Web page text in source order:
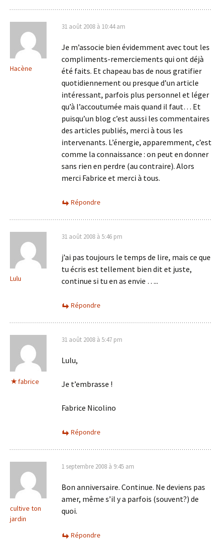
Hacène
31 août 2008 à 10:44 am
Je m’associe bien évidemment avec tout les
compliments-remerciements qui ont déjà
été faits. Et chapeau bas de nous gratifier
quotidiennement ou presque d’un article
intéressant, parfois plus personnel et léger
qu’à l’accoutumée mais quand il faut… Et
puisqu’un blog c’est aussi les commentaires
des articles publiés, merci à tous les
intervenants. L’énergie, apparemment, c’est
comme la connaissance : on peut en donner
sans rien en perdre (au contraire). Alors
merci Fabrice et merci à tous.
Répondre
Lulu
31 août 2008 à 5:46 pm
j’ai pas toujours le temps de lire, mais ce que
tu écris est tellement bien dit et juste,
continue si tu en as envie …..
Répondre
fabrice
31 août 2008 à 5:47 pm
Lulu,
Je t’embrasse !
Fabrice Nicolino
Répondre
cultive ton
jardin
1 septembre 2008 à 9:45 am
Bon anniversaire. Continue. Ne deviens pas
amer, même s’il y a parfois (souvent?) de
quoi.
Répondre